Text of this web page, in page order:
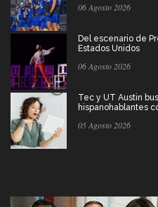
06 Agosto 2026
Del escenario de
Estados Unidos
06 Agosto 2026
Tec y UT Austin
hispanohablantes
05 Agosto 2026